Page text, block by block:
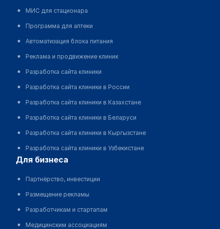
МИС для стационара
Программа для аптеки
Автоматизация блока питания
Реклама и продвижение клиник
Разработка сайта клиники
Разработка сайта клиники в России
Разработка сайта клиники в Казахстане
Разработка сайта клиники в Беларуси
Разработка сайта клиники в Кыргызстане
Разработка сайта клиники в Узбекистане
для бизнеса
Партнёрство, инвестиции
Размещение рекламы
Разработчикам и стартапам
Медицинским ассоциациям